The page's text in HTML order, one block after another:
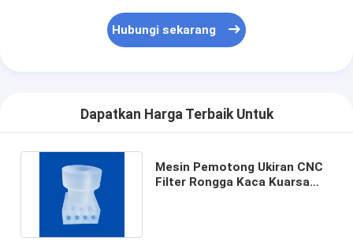
Hubungi sekarang
Dapatkan Harga Terbaik Untuk
Mesin Pemotong Ukiran CNC
Filter Rongga Kaca Kuarsa